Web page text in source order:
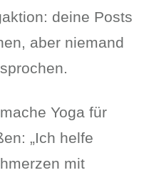
deine Posts
aber niemand
Yoga für
„Ich helfe
mit